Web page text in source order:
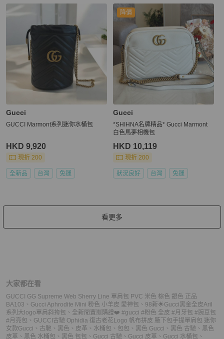
Gucci
GUCCI Marmont系列迷你水桶包
HKD 9,920
現折 200
全新品 台灣 免運
降價
Gucci
*SHIHNA名牌精品* Gucci Marmont
白色馬夢相機包
HKD 10,119
現折 200
狀況良好 台灣 免運
看更多
大家都在看
GUCCI GG Supreme Web Sherry Line 單肩包 PVC 米色 棕色 銀色 正品
BA103 、 Gucci Aphrodite Mini 粉色 小羊皮 愛神包 、 98新🌟Gucci黑金全皮Aril
系列大logo單肩斜挎包 、 全新閒置🈶️購證❤️ #gucci #粉色 全皮 #月牙包 #豌豆包
#月亮包 、 GUCCI古馳 Ophidia 復古老花Logo 帆布拼皮 腋下包手提單肩包 迷你
女款Gucci 、 古馳 、 黑色 、 皮革 、 水桶包 、 包包 、 黑色 Gucci 、 黑色 古馳 、 黑色
皮革 、 黑色 水桶包 、 黑色 包包 、 Gucci 古馳 、 Gucci 皮革 、 Gucci 水桶包 、